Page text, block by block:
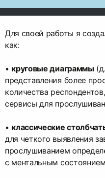
Для своей работы я
как:
• круговые диаграммы
представления более
количества
сервисы для
• классические
для четкого выявления
прослушиванием
с ментальным